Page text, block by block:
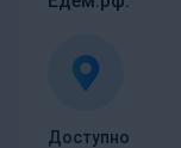
Доступно